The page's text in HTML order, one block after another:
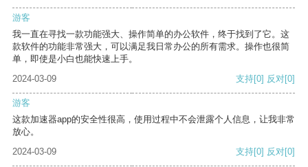
游客
我一直在寻找一款功能强大、操作简单的办公软件，终于找到了它。这
款软件的功能非常强大，可以满足我日常办公的所有需求。操作也很简
单，即使是小白也能快速上手。
2024-03-09
支持[0] 反对[0]
游客
这款加速器app的安全性很高，使用过程中不会泄露个人信息，让我非常
放心。
2024-03-09
支持[0] 反对[0]